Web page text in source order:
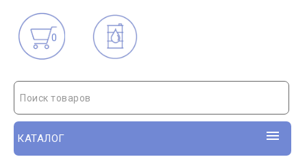
0
Поиск товаров
КАТАЛОГ